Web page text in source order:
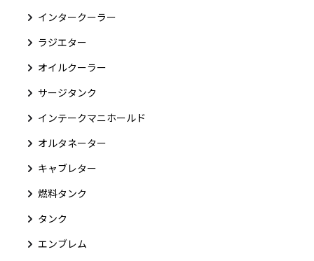
インタークーラー
ラジエター
オイルクーラー
サージタンク
インテークマニホールド
オルタネーター
キャブレター
燃料タンク
タンク
エンブレム